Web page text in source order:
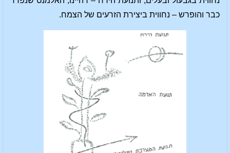
כבר והופרש – נחווית ביצירת הזרעים של הצמח.